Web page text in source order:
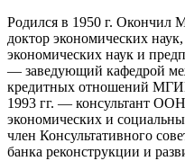
Родился в 1950 г.
доктор экономических
экономических наук и
— заведующий кафедрой
кредитных отношений
1993 гг. — консультант
экономических и
член Консультативного
банка реконструкции и